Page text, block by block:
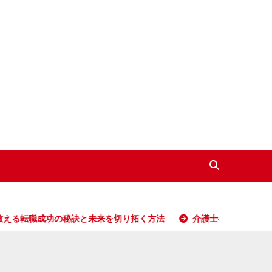
秘訣と未来を切り拓く方法 介護士への転職で人生が激変す